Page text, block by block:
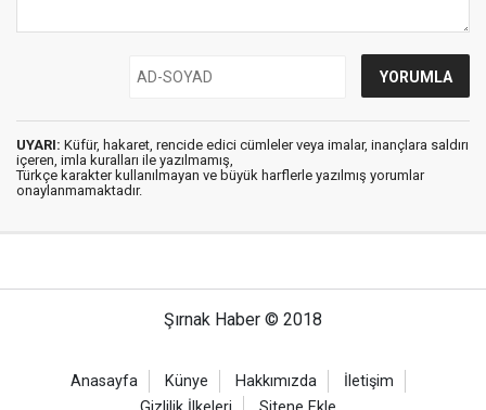
UYARI: Küfür, hakaret, rencide edici cümleler veya imalar, inançlara saldırı
içeren, imla kuralları ile yazılmamış,
Türkçe karakter kullanılmayan ve büyük harflerle yazılmış yorumlar
onaylanmamaktadır.
Şırnak Haber © 2018
Anasayfa Künye Hakkımızda
İletişim